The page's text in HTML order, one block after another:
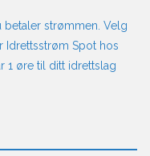
betaler strømmen. Velg
Idrettsstrøm Spot hos
1 øre til ditt idrettslag